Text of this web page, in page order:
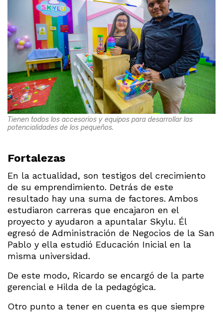
Tienen todos los accesorios y equipos para desarrollar las
potencialidades de los pequeños.
Fortalezas
En la actualidad, son testigos del crecimiento
de su emprendimiento. Detrás de este
resultado hay una suma de factores. Ambos
estudiaron carreras que encajaron en el
proyecto y ayudaron a apuntalar Skylu. Él
egresó de Administración de Negocios de la San
Pablo y ella estudió Educación Inicial en la
misma universidad.
De este modo, Ricardo se encargó de la parte
gerencial e Hilda de la pedagógica.
Otro punto a tener en cuenta es que siempre